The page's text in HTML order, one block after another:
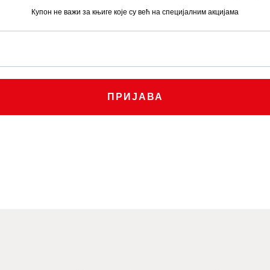
рсд.
Купон не важи за књиге које су већ на специјалним акцијама
ПРИЈАВА